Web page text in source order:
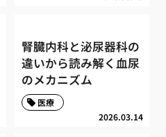
腎臓内科と泌尿器科の
違いから読み解く血尿
のメカニズム
2026.03.14
医療